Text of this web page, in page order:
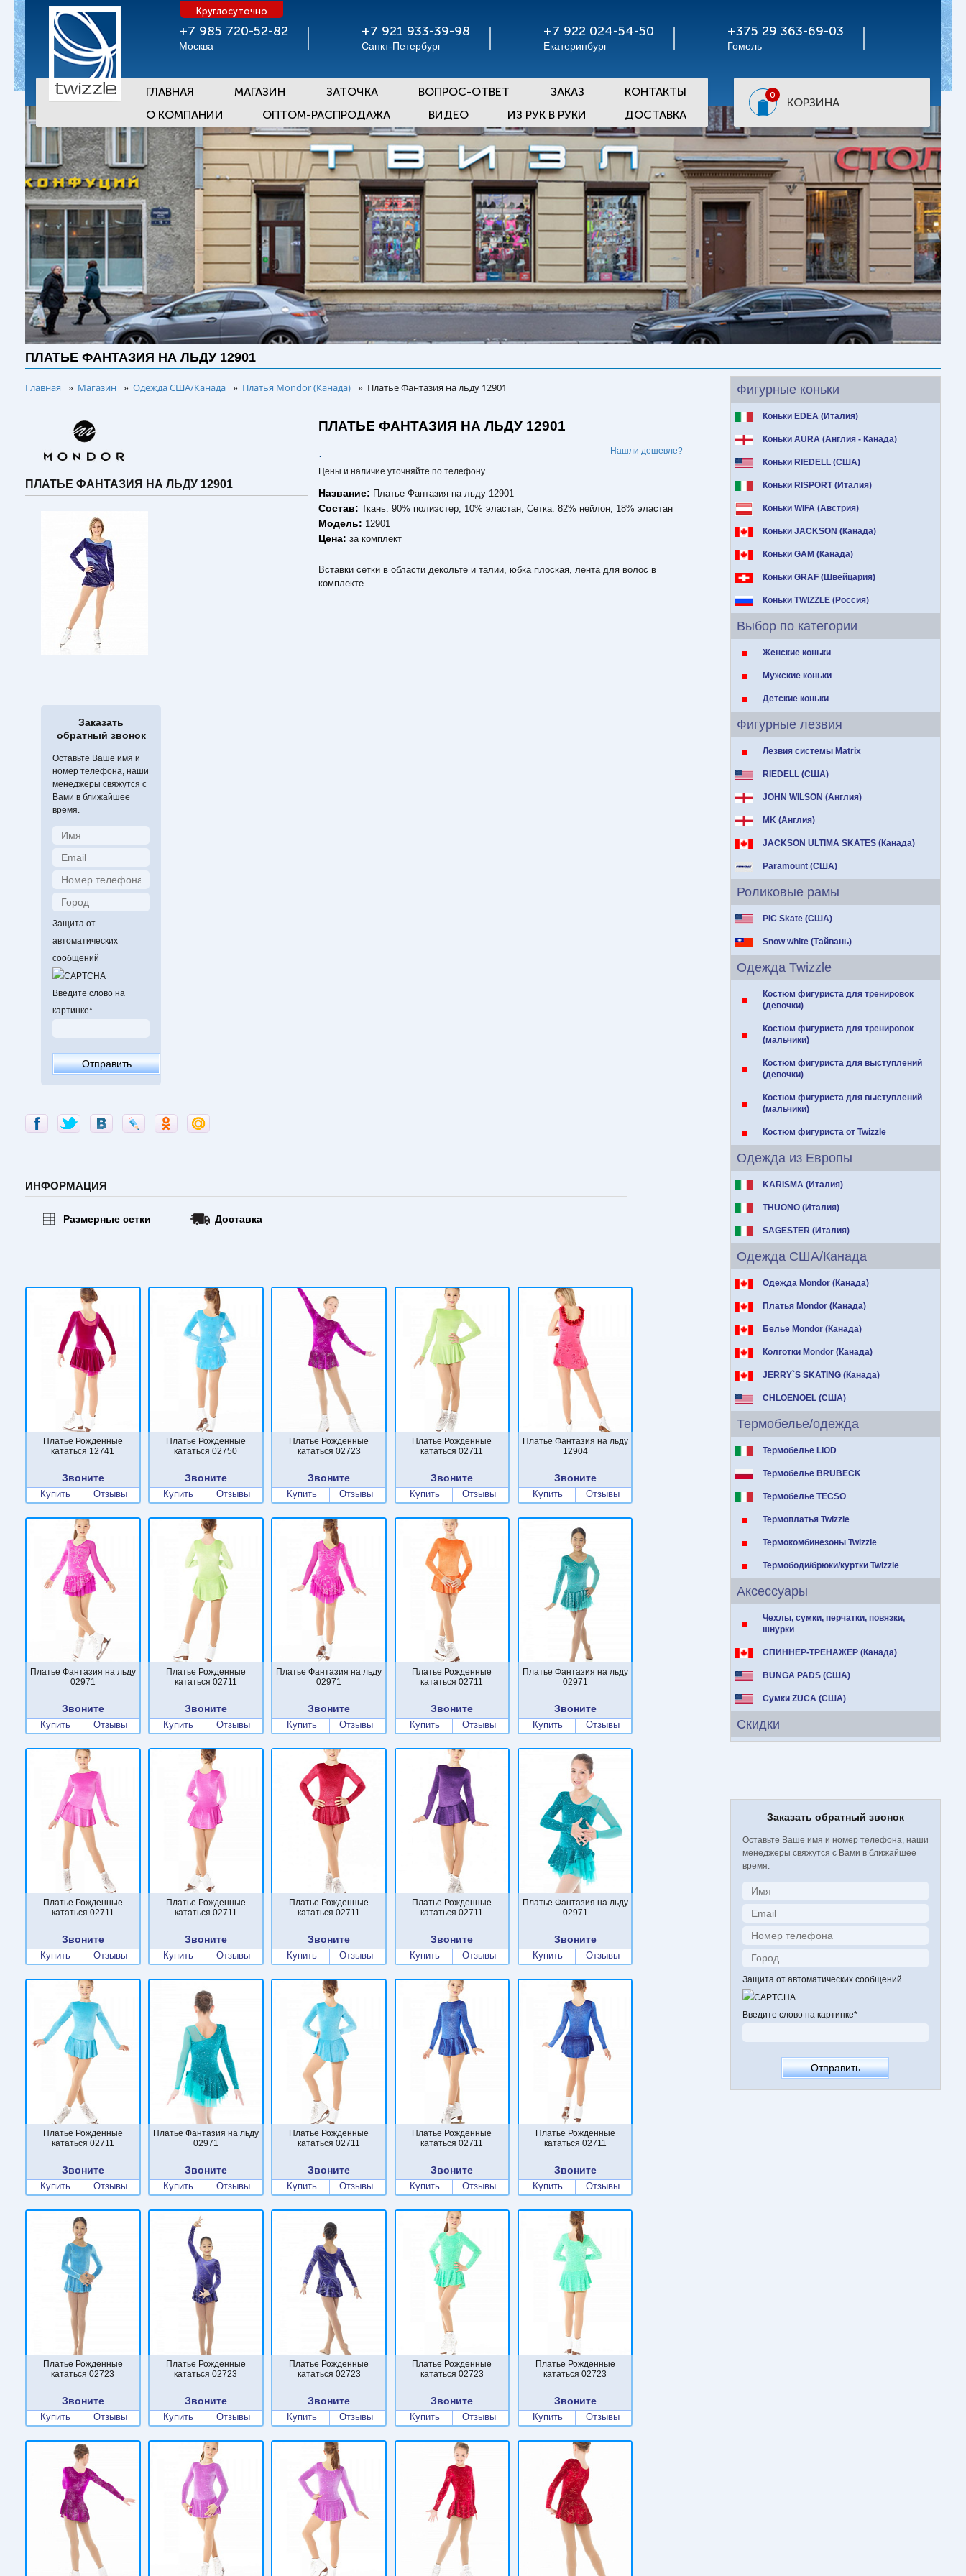
+7 985 720-52-82
Москва
Круглосуточно
+7 921 933-39-98
Санкт-Петербург
+7 922 024-54-50
Екатеринбург
+375 29 363-69-03
Гомель
ГЛАВНАЯ МАГАЗИН ЗАТОЧКА ВОПРОС-ОТВЕТ ЗАКАЗ
КОНТАКТЫ
О КОМПАНИИ
ОПТОМ-РАСПРОДАЖА ВИДЕО ИЗ РУК В РУКИ ДОСТАВКА
0
КОРЗИНА
ПЛАТЬЕ ФАНТАЗИЯ НА ЛЬДУ 12901
Фигурные коньки
Коньки EDEA (Италия)
Коньки AURA (Англия - Канада)
Коньки RIEDELL (США)
Коньки RISPORT (Италия)
Коньки WIFA (Австрия)
Коньки JACKSON (Канада)
Коньки GAM (Канада)
Коньки GRAF (Швейцария)
Коньки TWIZZLE (Россия)
Выбор по категории
Женские коньки
Мужские коньки
Детские коньки
Фигурные лезвия
Лезвия системы Matrix
RIEDELL (США)
JOHN WILSON (Англия)
MK (Англия)
JACKSON ULTIMA SKATES (Канада)
Paramount (США)
Роликовые рамы
PIC Skate (США)
Snow white (Тайвань)
Одежда Twizzle
Костюм фигуриста для тренировок
(девочки)
Костюм фигуриста для тренировок
(мальчики)
Костюм фигуриста для выступлений
(девочки)
Костюм фигуриста для выступлений
(мальчики)
Костюм фигуриста от Twizzle
Одежда из Европы
KARISMA (Италия)
THUONO (Италия)
SAGESTER (Италия)
Одежда США/Канада
Одежда Mondor (Канада)
Платья Mondor (Канада)
Белье Mondor (Канада)
Колготки Mondor (Канада)
JERRY`S SKATING (Канада)
CHLOENOEL (США)
Термобелье/одежда
Термобелье LIOD
Термобелье BRUBECK
Термобелье TECSO
Термоплатья Twizzle
Термокомбинезоны Twizzle
Термободи/брюки/куртки Twizzle
Аксессуары
Чехлы, сумки, перчатки, повязки,
шнурки
СПИННЕР-ТРЕНАЖЕР (Канада)
BUNGA PADS (США)
Сумки ZUCA (США)
Скидки
Заказать обратный звонок
Оставьте Ваше имя и номер телефона, наши
менеджеры свяжутся с Вами в ближайшее
время.
Защита от автоматических сообщений
Введите слово на картинке*
Главная » Магазин » Одежда США/Канада » Платья Mondor (Канада) » Платье Фантазия на льду 12901
ПЛАТЬЕ ФАНТАЗИЯ НА ЛЬДУ 12901
Заказать
обратный звонок
Оставьте Ваше имя и
номер телефона, наши
менеджеры свяжутся с
Вами в ближайшее
время.
Защита от
автоматических
сообщений
Введите слово на
картинке*
ПЛАТЬЕ ФАНТАЗИЯ НА ЛЬДУ 12901
. Нашли дешевле?
Цены и наличие уточняйте по телефону
Название: Платье Фантазия на льду 12901
Состав:Ткань: 90% полиэстер, 10% эластан, Сетка: 82% нейлон, 18% эластан
Модель: 12901
Цена:за комплект
Вставки сетки в области декольте и талии, юбка плоская, лента для волос в
комплекте.
ИНФОРМАЦИЯ
Размерные сетки Доставка
Платье Рожденные
кататься 12741
Звоните
Купить Отзывы
Платье Рожденные
кататься 02750
Звоните
Купить Отзывы
Платье Рожденные
кататься 02723
Звоните
Купить Отзывы
Платье Рожденные
кататься 02711
Звоните
Купить Отзывы
Платье Фантазия на льду
12904
Звоните
Купить Отзывы
Платье Фантазия на льду
02971
Звоните
Купить Отзывы
Платье Рожденные
кататься 02711
Звоните
Купить Отзывы
Платье Фантазия на льду
02971
Звоните
Купить Отзывы
Платье Рожденные
кататься 02711
Звоните
Купить Отзывы
Платье Фантазия на льду
02971
Звоните
Купить Отзывы
Платье Рожденные
кататься 02711
Звоните
Купить Отзывы
Платье Рожденные
кататься 02711
Звоните
Купить Отзывы
Платье Рожденные
кататься 02711
Звоните
Купить Отзывы
Платье Рожденные
кататься 02711
Звоните
Купить Отзывы
Платье Фантазия на льду
02971
Звоните
Купить Отзывы
Платье Рожденные
кататься 02711
Звоните
Купить Отзывы
Платье Фантазия на льду
02971
Звоните
Купить Отзывы
Платье Рожденные
кататься 02711
Звоните
Купить Отзывы
Платье Рожденные
кататься 02711
Звоните
Купить Отзывы
Платье Рожденные
кататься 02711
Звоните
Купить Отзывы
Платье Рожденные
кататься 02723
Звоните
Купить Отзывы
Платье Рожденные
кататься 02723
Звоните
Купить Отзывы
Платье Рожденные
кататься 02723
Звоните
Купить Отзывы
Платье Рожденные
кататься 02723
Звоните
Купить Отзывы
Платье Рожденные
кататься 02723
Звоните
Купить Отзывы